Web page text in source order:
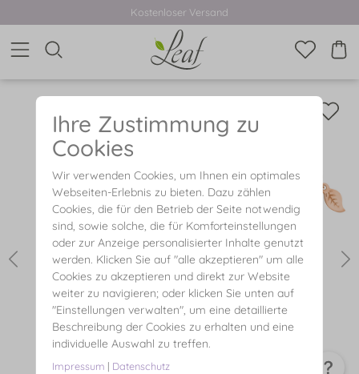
Kostenloser Versand
Ihre Zustimmung zu
Cookies
Wir verwenden Cookies, um Ihnen ein optimales
Webseiten-Erlebnis zu bieten. Dazu zählen
Cookies, die für den Betrieb der Seite notwendig
sind, sowie solche, die für Komforteinstellungen
oder zur Anzeige personalisierter Inhalte genutzt
werden. Klicken Sie auf "alle akzeptieren" um alle
Cookies zu akzeptieren und direkt zur Website
weiter zu navigieren; oder klicken Sie unten auf
"Einstellungen verwalten", um eine detaillierte
Beschreibung der Cookies zu erhalten und eine
individuelle Auswahl zu treffen.
Impressum | Datenschutz